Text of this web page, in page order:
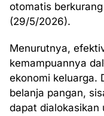
otomatis
(29/5/2026).
Menurutnya,
kemampuannya
ekonomi keluarga.
belanja pangan,
dapat dialokasikan